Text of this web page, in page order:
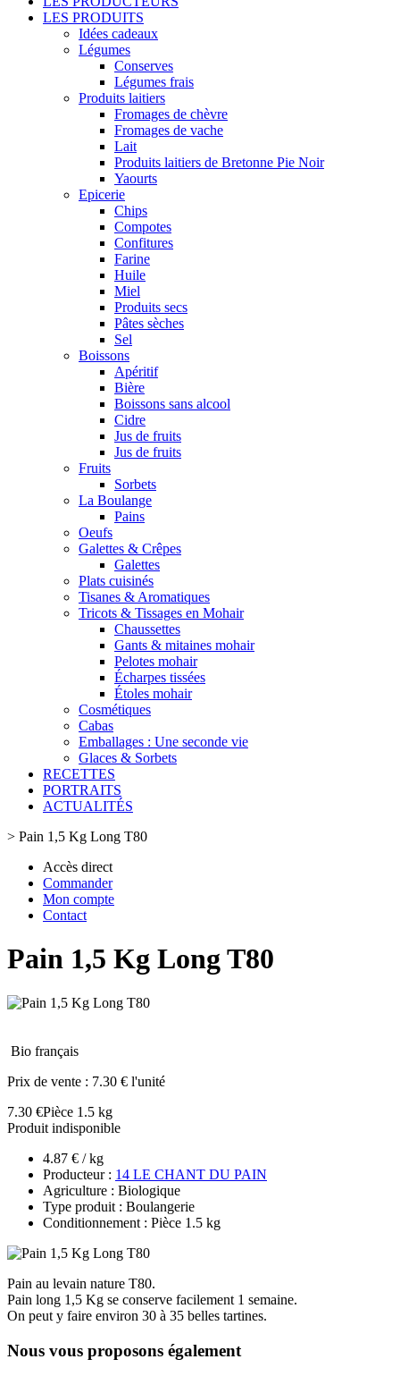
LES PRODUITS
Idées cadeaux
Légumes
Conserves
Légumes frais
Produits laitiers
Fromages de chèvre
Fromages de vache
Lait
Produits laitiers de Bretonne Pie Noir
Yaourts
Epicerie
Chips
Compotes
Confitures
Farine
Huile
Miel
Produits secs
Pâtes sèches
Sel
Boissons
Apéritif
Bière
Boissons sans alcool
Cidre
Jus de fruits
Jus de fruits
Fruits
Sorbets
La Boulange
Pains
Oeufs
Galettes & Crêpes
Galettes
Plats cuisinés
Tisanes & Aromatiques
Tricots & Tissages en Mohair
Chaussettes
Gants & mitaines mohair
Pelotes mohair
Écharpes tissées
Étoles mohair
Cosmétiques
Cabas
Emballages : Une seconde vie
Glaces & Sorbets
RECETTES
PORTRAITS
ACTUALITÉS
> Pain 1,5 Kg Long T80
Accès direct
Commander
Mon compte
Contact
Pain 1,5 Kg Long T80
Bio français
Prix de vente : 7.30 € l'unité
7.30 €Pièce 1.5 kg
Produit indisponible
4.87 € / kg
Producteur : 14 LE CHANT DU PAIN
Agriculture : Biologique
Type produit : Boulangerie
Conditionnement : Pièce 1.5 kg
Pain au levain nature T80.
Pain long 1,5 Kg se conserve facilement 1 semaine.
On peut y faire environ 30 à 35 belles tartines.
Nous vous proposons également